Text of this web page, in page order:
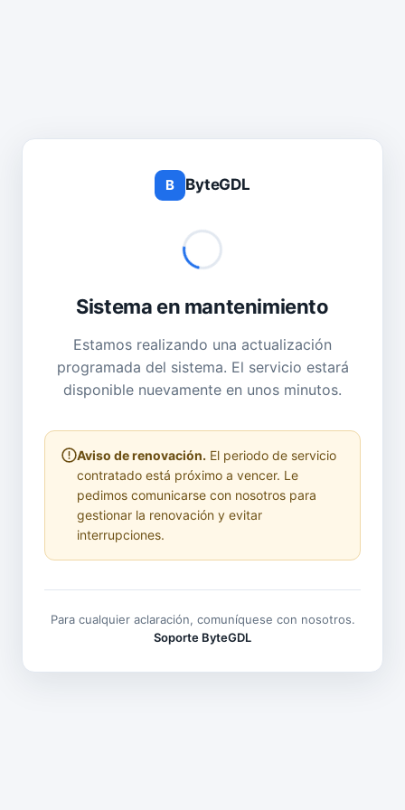
B ByteGDL
Sistema en mantenimiento
Estamos realizando una actualización
programada del sistema. El servicio estará
disponible nuevamente en unos minutos.
Aviso de renovación. El periodo de servicio
contratado está próximo a vencer. Le
pedimos comunicarse con nosotros para
gestionar la renovación y evitar
interrupciones.
Para cualquier aclaración, comuníquese con nosotros.
Soporte ByteGDL